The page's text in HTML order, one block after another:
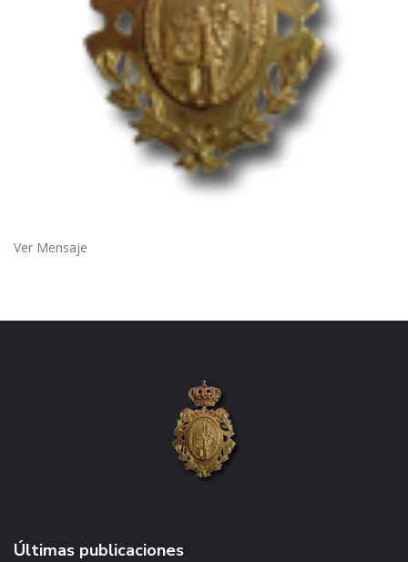
Ver Mensaje
Últimas publicaciones